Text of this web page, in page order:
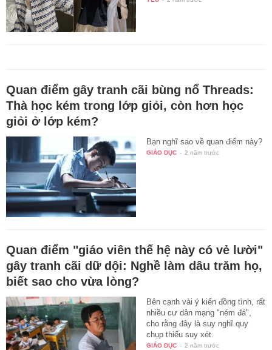
Quan điểm gây tranh cãi bùng nổ Threads:
Thà học kém trong lớp giỏi, còn hơn học
giỏi ở lớp kém?
Bạn nghĩ sao về quan điểm này?
GIÁO DỤC - 2 năm trước
Quan điểm "giáo viên thế hệ này có vẻ lười"
gây tranh cãi dữ dội: Nghề làm dâu trăm họ,
biết sao cho vừa lòng?
Bên cạnh vài ý kiến đồng tình, rất
nhiều cư dân mạng "ném đá",
cho rằng đây là suy nghĩ quy
chụp thiếu suy xét.
GIÁO DỤC - 2 năm trước